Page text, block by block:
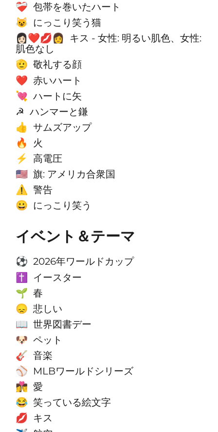
❤️‍🩹 包帯を巻いたハート
😺 にっこり笑う猫
👩🏻‍❤️‍💋‍👩
キス - 女性: 明るい肌色、女性:
肌色なし
🫡 敬礼する顔
❤️ 赤いハート
💘 ハートに矢
☭ ハンマーと鎌
👍 サムズアップ
🔥 火
⚡ 高電圧
🇺🇸 旗: アメリカ合衆国
⚠️ 警告
😀 にっこり笑う
イベント＆テーマ
⚽ 2026年ワールドカップ
✝️ イースター
🌱 春
😞 悲しい
📖 世界図書デー
🐶 ペット
🎸 音楽
⚾ MLBワールドシリーズ
👩‍❤️‍💋‍👨 愛
😂 笑っている絵文字
💋 キス